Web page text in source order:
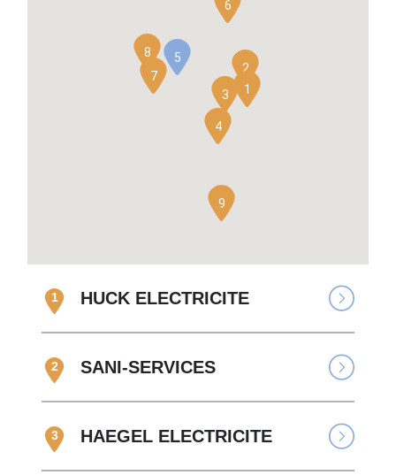
1
2
3
4
5
6
7
8
9
1 HUCK ELECTRICITE
2 SANI-SERVICES
3 HAEGEL ELECTRICITE